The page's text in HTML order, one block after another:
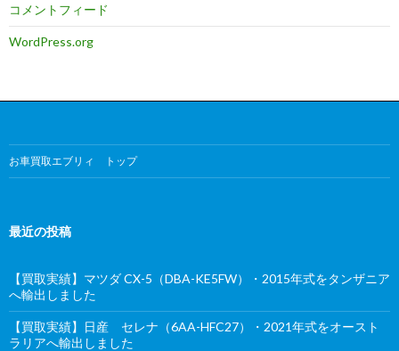
コメントフィード
WordPress.org
お車買取エブリィ トップ
最近の投稿
【買取実績】マツダ CX-5（DBA-KE5FW）・2015年式をタンザニア
へ輸出しました
【買取実績】日産 セレナ（6AA-HFC27）・2021年式をオースト
ラリアへ輸出しました